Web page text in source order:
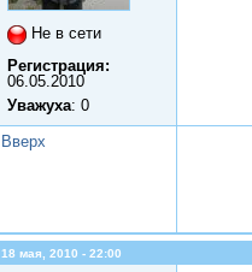
Не в сети
Регистрация:
06.05.2010
Уважуха: 0
Вверх
18 мая, 2010 - 22:00